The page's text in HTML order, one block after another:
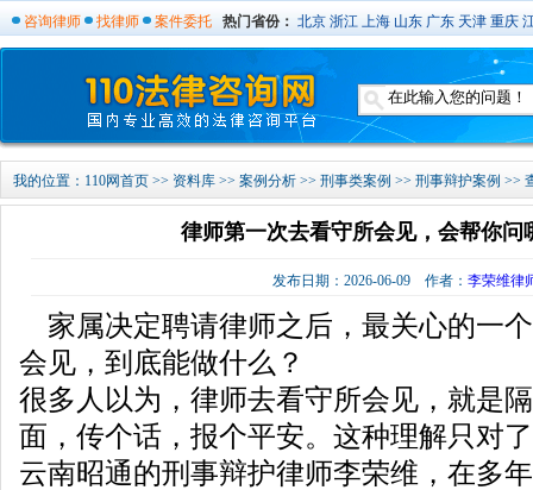
咨询律师 找律师 案件委托 热门省份： 北京 浙江 上海 山东 广东 天津 重庆
我的位置： 110网首页 >> 资料库 >> 案例分析 >> 刑事类案例 >> 刑事辩护案例 >>
律师第一次去看守所会见，会帮你问
发布日期：2026-06-09 作者： 李荣维律
家属决定聘请律师之后，最关心的一
会见，到底能做什么？
很多人以为，律师去看守所会见，就是
面，传个话，报个平安。这种理解只对
云南昭通的刑事辩护律师李荣维，在多